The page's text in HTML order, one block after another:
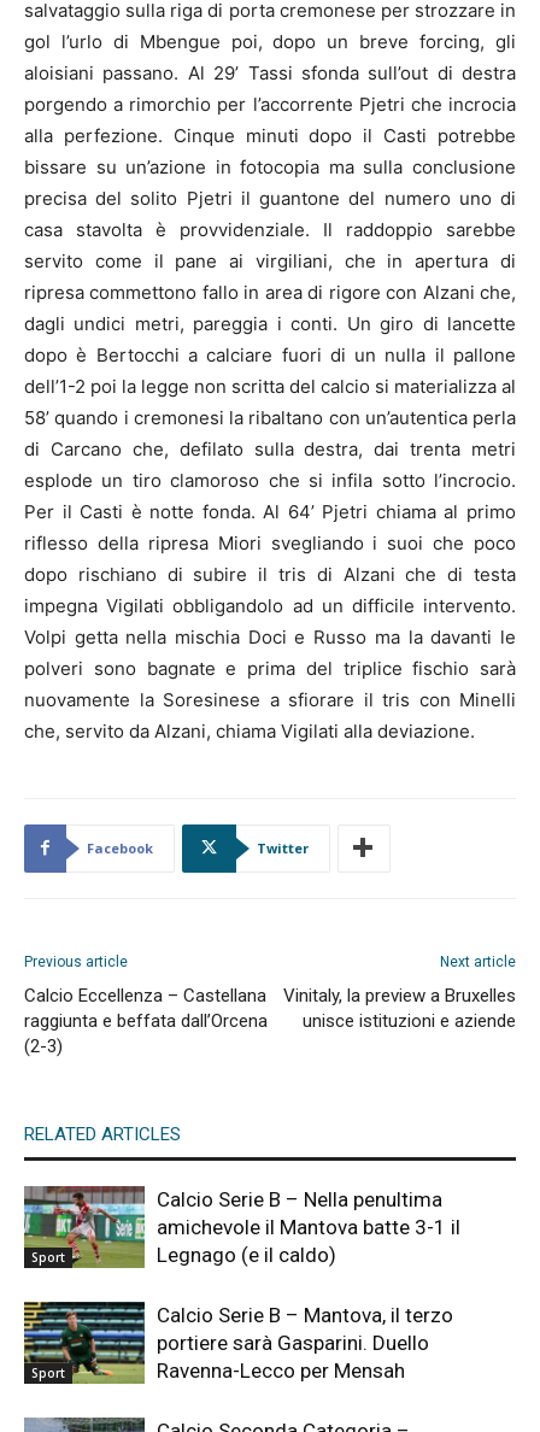
salvataggio sulla riga di porta cremonese per strozzare in
gol l’urlo di Mbengue poi, dopo un breve forcing, gli
aloisiani passano. Al 29’ Tassi sfonda sull’out di destra
porgendo a rimorchio per l’accorrente Pjetri che incrocia
alla perfezione. Cinque minuti dopo il Casti potrebbe
bissare su un’azione in fotocopia ma sulla conclusione
precisa del solito Pjetri il guantone del numero uno di
casa stavolta è provvidenziale. Il raddoppio sarebbe
servito come il pane ai virgiliani, che in apertura di
ripresa commettono fallo in area di rigore con Alzani che,
dagli undici metri, pareggia i conti. Un giro di lancette
dopo è Bertocchi a calciare fuori di un nulla il pallone
dell’1-2 poi la legge non scritta del calcio si materializza al
58’ quando i cremonesi la ribaltano con un’autentica perla
di Carcano che, defilato sulla destra, dai trenta metri
esplode un tiro clamoroso che si infila sotto l’incrocio.
Per il Casti è notte fonda. Al 64’ Pjetri chiama al primo
riflesso della ripresa Miori svegliando i suoi che poco
dopo rischiano di subire il tris di Alzani che di testa
impegna Vigilati obbligandolo ad un difficile intervento.
Volpi getta nella mischia Doci e Russo ma la davanti le
polveri sono bagnate e prima del triplice fischio sarà
nuovamente la Soresinese a sfiorare il tris con Minelli
che, servito da Alzani, chiama Vigilati alla deviazione.
Facebook Twitter
Previous article
Calcio Eccellenza – Castellana
raggiunta e beffata dall’Orcena
(2-3)
Next article
Vinitaly, la preview a Bruxelles
unisce istituzioni e aziende
RELATED ARTICLES
Sport
Calcio Serie B – Nella penultima
amichevole il Mantova batte 3-1 il
Legnago (e il caldo)
Sport
Calcio Serie B – Mantova, il terzo
portiere sarà Gasparini. Duello
Ravenna-Lecco per Mensah